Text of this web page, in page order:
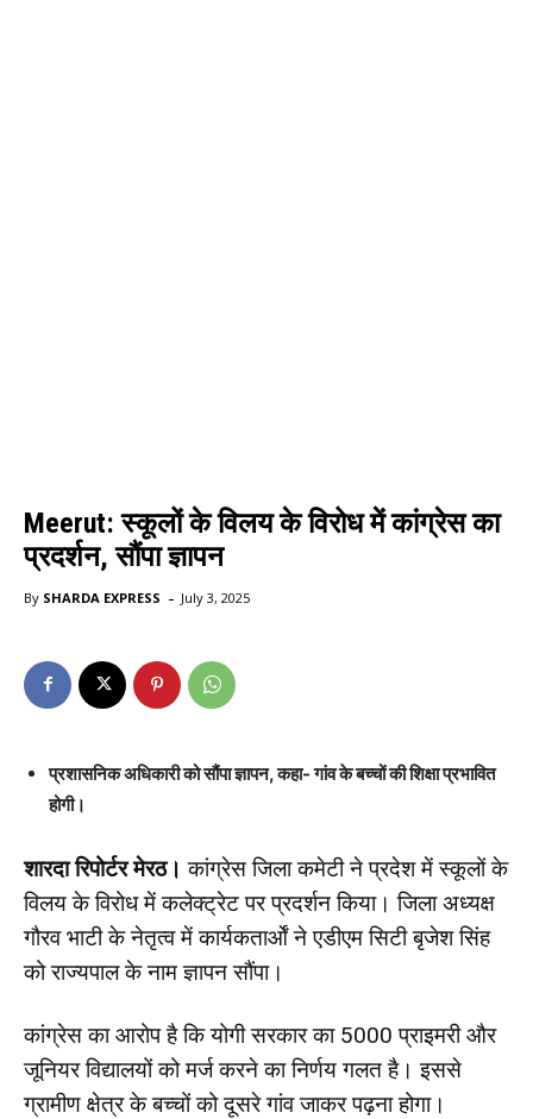
Meerut: स्कूलों के विलय के विरोध में कांग्रेस का
प्रदर्शन, सौंपा ज्ञापन
By SHARDA EXPRESS - July 3, 2025
प्रशासनिक अधिकारी को सौंपा ज्ञापन, कहा- गांव के बच्चों की शिक्षा प्रभावित
होगी।
शारदा रिपोर्टर मेरठ। कांग्रेस जिला कमेटी ने प्रदेश में स्कूलों के
विलय के विरोध में कलेक्ट्रेट पर प्रदर्शन किया। जिला अध्यक्ष
गौरव भाटी के नेतृत्व में कार्यकतार्ओं ने एडीएम सिटी बृजेश सिंह
को राज्यपाल के नाम ज्ञापन सौंपा।
कांग्रेस का आरोप है कि योगी सरकार का 5000 प्राइमरी और
जूनियर विद्यालयों को मर्ज करने का निर्णय गलत है। इससे
ग्रामीण क्षेत्र के बच्चों को दूसरे गांव जाकर पढ़ना होगा।